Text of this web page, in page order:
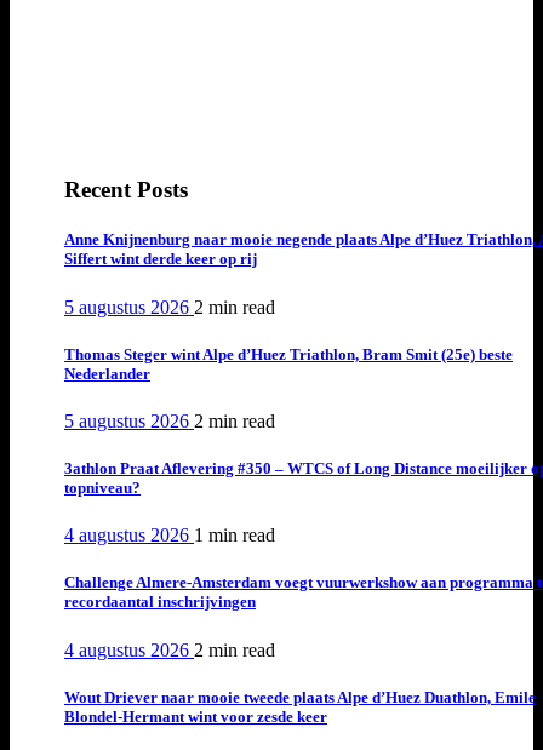
Recent Posts
Anne Knijnenburg naar mooie negende plaats Alpe d’Huez Triathlon,
Siffert wint derde keer op rij
5 augustus 2026 2 min read
Thomas Steger wint Alpe d’Huez Triathlon, Bram Smit (25e) beste
Nederlander
5 augustus 2026 2 min read
3athlon Praat Aflevering #350 – WTCS of Long Distance moeilijker
topniveau?
4 augustus 2026 1 min read
Challenge Almere-Amsterdam voegt vuurwerkshow aan programma
recordaantal inschrijvingen
4 augustus 2026 2 min read
Wout Driever naar mooie tweede plaats Alpe d’Huez Duathlon, Emile
Blondel-Hermant wint voor zesde keer